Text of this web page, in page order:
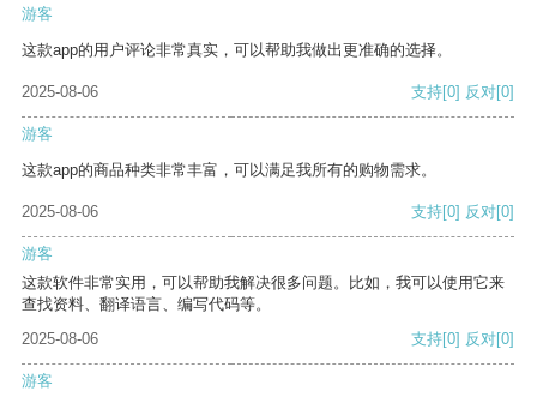
游客
这款app的用户评论非常真实，可以帮助我做出更准确的选择。
2025-08-06 支持[0] 反对[0]
游客
这款app的商品种类非常丰富，可以满足我所有的购物需求。
2025-08-06 支持[0] 反对[0]
游客
这款软件非常实用，可以帮助我解决很多问题。比如，我可以使用它来
查找资料、翻译语言、编写代码等。
2025-08-06
支持[0] 反对[0]
游客